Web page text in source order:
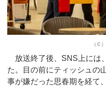
（Ｃ
放送終了後、SNS上には
た。目の前にティッシュの
事が嫌だった思春期を経て